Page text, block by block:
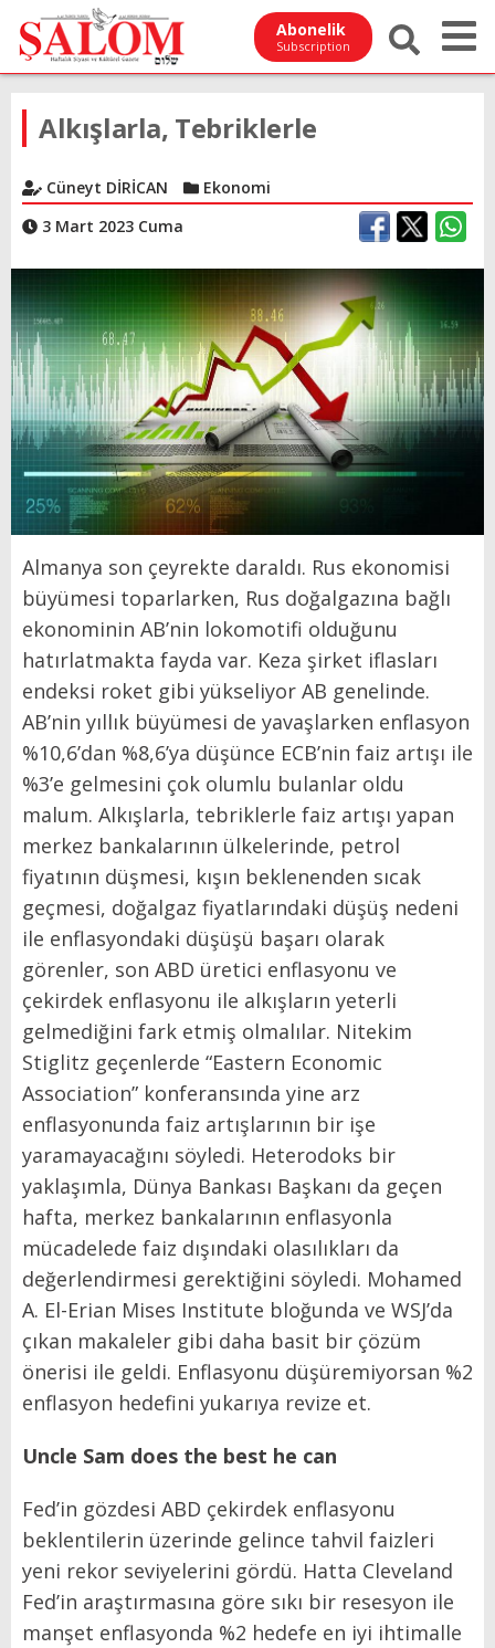
Abonelik
Subscription
Alkışlarla, Tebriklerle
Cüneyt DİRİCAN
Ekonomi
3 Mart 2023 Cuma
Almanya son çeyrekte daraldı. Rus ekonomisi
büyümesi toparlarken, Rus doğalgazına bağlı
ekonominin AB’nin lokomotifi olduğunu
hatırlatmakta fayda var. Keza şirket iflasları
endeksi roket gibi yükseliyor AB genelinde.
AB’nin yıllık büyümesi de yavaşlarken enflasyon
%10,6’dan %8,6’ya düşünce ECB’nin faiz artışı ile
%3’e gelmesini çok olumlu bulanlar oldu
malum. Alkışlarla, tebriklerle faiz artışı yapan
merkez bankalarının ülkelerinde, petrol
fiyatının düşmesi, kışın beklenenden sıcak
geçmesi, doğalgaz fiyatlarındaki düşüş nedeni
ile enflasyondaki düşüşü başarı olarak
görenler, son ABD üretici enflasyonu ve
çekirdek enflasyonu ile alkışların yeterli
gelmediğini fark etmiş olmalılar. Nitekim
Stiglitz geçenlerde “Eastern Economic
Association” konferansında yine arz
enflasyonunda faiz artışlarının bir işe
yaramayacağını söyledi. Heterodoks bir
yaklaşımla, Dünya Bankası Başkanı da geçen
hafta, merkez bankalarının enflasyonla
mücadelede faiz dışındaki olasılıkları da
değerlendirmesi gerektiğini söyledi. Mohamed
A. El-Erian Mises Institute bloğunda ve WSJ’da
çıkan makaleler gibi daha basit bir çözüm
önerisi ile geldi. Enflasyonu düşüremiyorsan %2
enflasyon hedefini yukarıya revize et.
Uncle Sam does the best he can
Fed’in gözdesi ABD çekirdek enflasyonu
beklentilerin üzerinde gelince tahvil faizleri
yeni rekor seviyelerini gördü. Hatta Cleveland
Fed’in araştırmasına göre sıkı bir resesyon ile
manşet enflasyonda %2 hedefe en iyi ihtimalle